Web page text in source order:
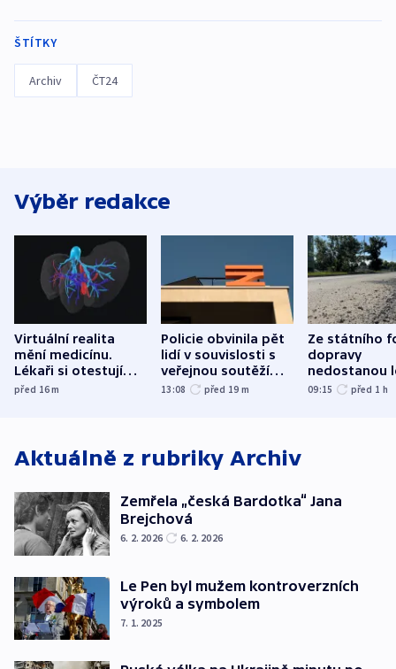
ŠTÍTKY
Archiv ČT24
Výběr redakce
Virtuální realita
mění medicínu.
Lékaři si otestují
každý řez, říká
před 16m
Policie obvinila pět
lidí v souvislosti s
veřejnou soutěží
Správy železnic
13:08 před 19 m
Ze státního
dopravy
nedostanou
kraje na
09:15 před 1 h
Aktuálně z rubriky Archiv
Zemřela „česká Bardotka“ Jana
Brejchová
6. 2. 2026 6. 2. 2026
Le Pen byl mužem kontroverzních
výroků a symbolem
7. 1. 2025